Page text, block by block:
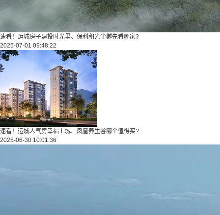
速看！运城房子建投时光里、保利和光尘樾先看哪家?
2025-07-01 09:48:22
速看！运城人气房幸福上城、凤凰养生谷哪个值得买?
2025-06-30 10:01:36